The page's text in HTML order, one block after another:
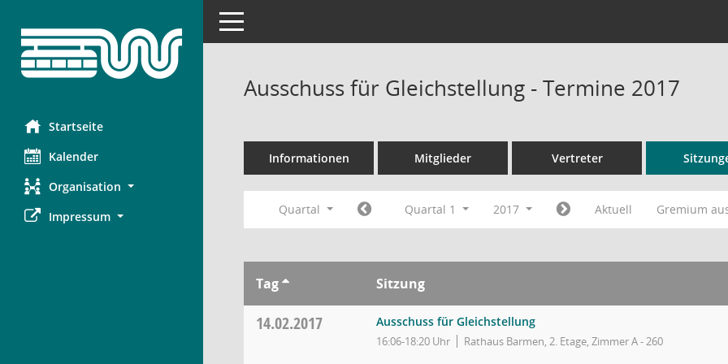
Startseite
Kalender
Organisation
Impressum
Toggle navigation
Ausschuss für Gleichstellung - Termine 2017
Informationen Mitglieder Vertreter
Quartal Quartal 1 2017 Aktuell Gremium
Tag Sitzung
14.02.2017 Ausschuss für Gleichstellung
16:06-18:20 Uhr Rathaus Barmen, 2. Etage, Zimmer A - 260